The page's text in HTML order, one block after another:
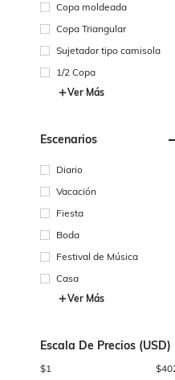
Copa moldeada
Copa Triangular
Sujetador tipo camisola
1/2 Copa
Ver Más
Escenarios
Diario
Vacación
Fiesta
Boda
Festival de Música
Casa
Ver Más
Escala De Precios (USD)
$1 $